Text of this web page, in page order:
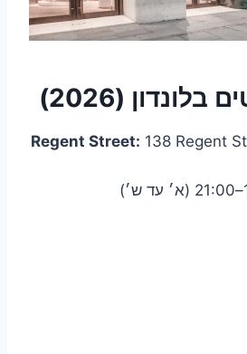
(2026)
Regent Street: 138 Regent